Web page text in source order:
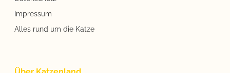
Impressum
Alles rund um die Katze